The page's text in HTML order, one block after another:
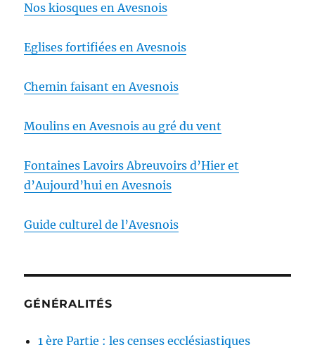
Nos kiosques en Avesnois
Eglises fortifiées en Avesnois
Chemin faisant en Avesnois
Moulins en Avesnois au gré du vent
Fontaines Lavoirs Abreuvoirs d’Hier et
d’Aujourd’hui en Avesnois
Guide culturel de l’Avesnois
GÉNÉRALITÉS
1 ère Partie : les censes ecclésiastiques